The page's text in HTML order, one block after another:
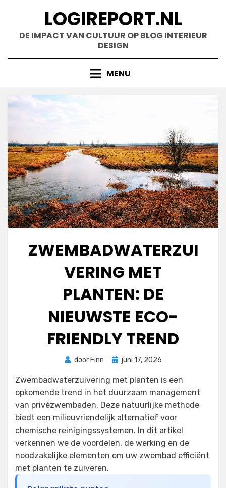
inhoud
LOGIREPORT.NL
DE IMPACT VAN CULTUUR OP BLOG INTERIEUR
DESIGN
MENU
ZWEMBADWATERZUI
VERING MET
PLANTEN: DE
NIEUWSTE ECO-
FRIENDLY TREND
door Finn
Geplaatst
juni 17, 2026
Zwembadwaterzuivering met planten is een
opkomende trend in het duurzaam management
van privézwembaden. Deze natuurlijke methode
biedt een milieuvriendelijk alternatief voor
chemische reinigingssystemen. In dit artikel
verkennen we de voordelen, de werking en de
noodzakelijke elementen om uw zwembad efficiënt
met planten te zuiveren.